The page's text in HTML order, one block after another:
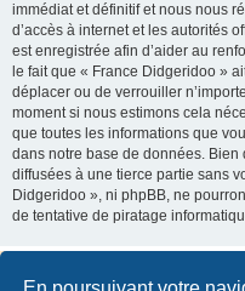
immédiat et définitif et nous nous
d’accès à internet et les autorités
est enregistrée afin d’aider au
le fait que « France Didgeridoo »
déplacer ou de verrouiller
moment si nous estimons cela
que toutes les informations que
dans notre base de données.
diffusées à une tierce partie sans
Didgeridoo », ni phpBB, ne
de tentative de piratage